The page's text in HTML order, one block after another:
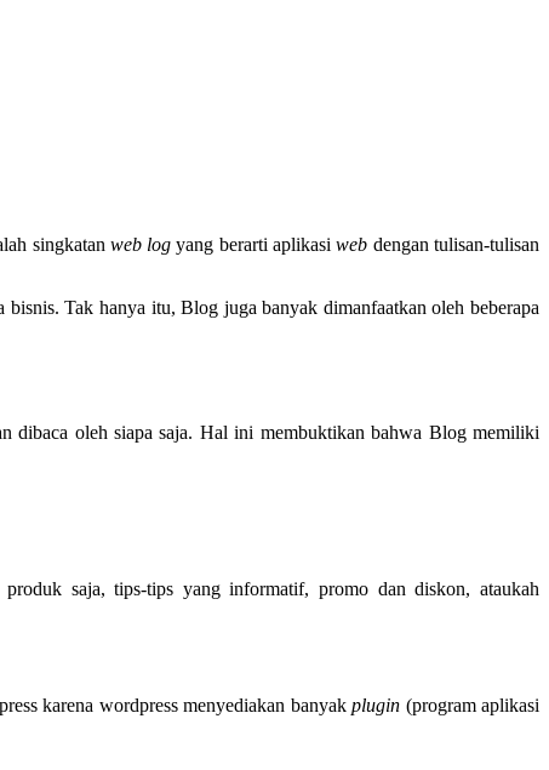
singkatan web log yang berarti aplikasiweb dengan tulisan-tulisan
Tak hanya itu, Blog juga banyak dimanfaatkan oleh beberapa
dibaca oleh siapa saja. Hal ini membuktikan bahwa Blog memiliki
saja, tips-tips yang informatif, promo dan diskon, ataukah
karena wordpress menyediakan banyak plugin (program aplikasi